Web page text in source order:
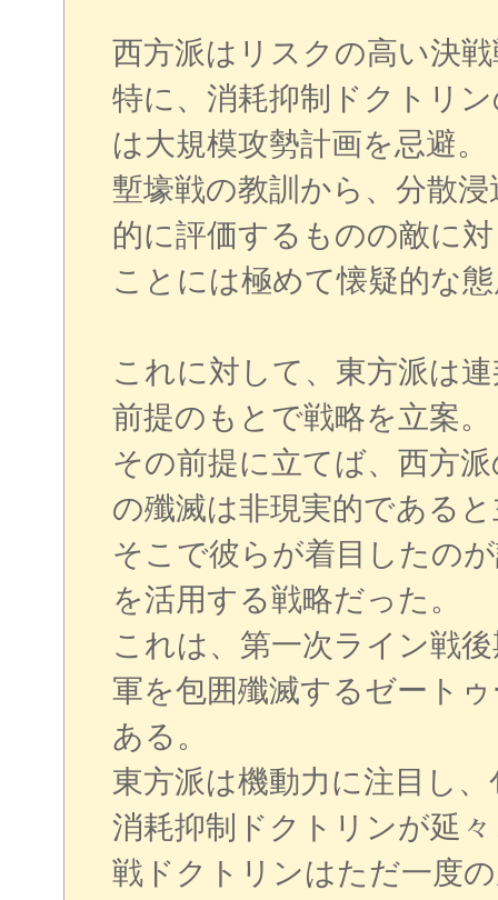
西方派はリスクの高い決
特に、消耗抑制ドクトリ
は大規模攻勢計画を忌避。
塹壕戦の教訓から、分散
的に評価するものの敵に
ことには極めて懐疑的な
これに対して、東方派は
前提のもとで戦略を立案。
その前提に立てば、西方
の殲滅は非現実的である
そこで彼らが着目したの
を活用する戦略だった。
これは、第一次ライン戦
軍を包囲殲滅するゼート
ある。
東方派は機動力に注目し
消耗抑制ドクトリンが延
戦ドクトリンはただ一度